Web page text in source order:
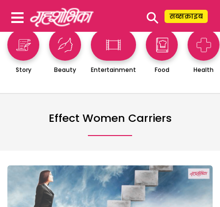
⚲ सब्सक्राइब
Story Beauty Entertainment Food Health
Effect Women Carriers